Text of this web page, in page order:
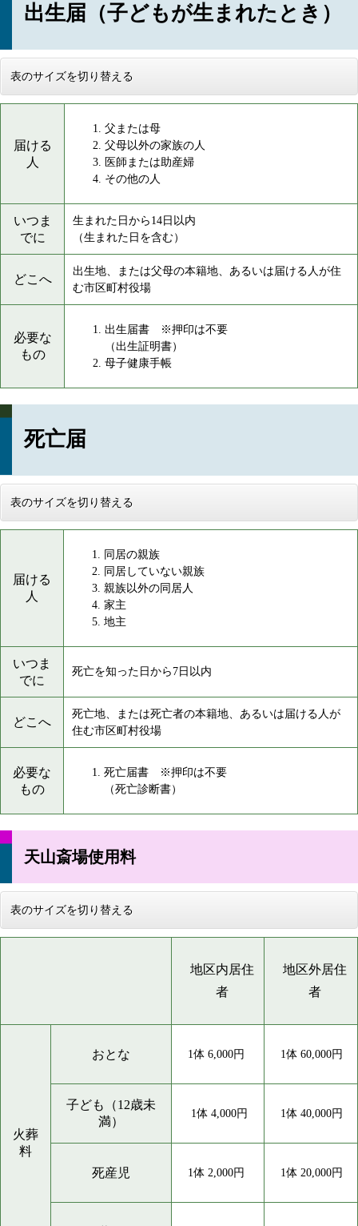
出生届（子どもが生まれたとき）
表のサイズを切り替える
届ける
人
父または母
父母以外の家族の人
医師または助産婦
その他の人
いつま
でに
生まれた日から14日以内
（生まれた日を含む）
どこへ
出生地、または父母の本籍地、あるいは届ける人が住
む市区町村役場
必要な
もの
出生届書 ※押印は不要
（出生証明書）
母子健康手帳
死亡届
表のサイズを切り替える
届ける
人
同居の親族
同居していない親族
親族以外の同居人
家主
地主
いつま
でに
死亡を知った日から7日以内
どこへ
死亡地、または死亡者の本籍地、あるいは届ける人が
住む市区町村役場
必要な
もの
死亡届書 ※押印は不要
（死亡診断書）
天山斎場使用料
表のサイズを切り替える
地区内居住
者
地区外居住
者
火葬
料
おとな 1体 6,000円 1体 60,000円
子ども（12歳未
満）
1体 4,000円 1体 40,000円
死産児 1体 2,000円 1体 20,000円